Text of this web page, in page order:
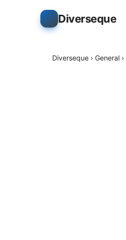
Diverseque
Diverseque › General ›